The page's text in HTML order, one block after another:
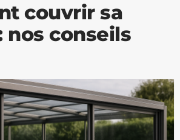
couvrir sa
nos conseils